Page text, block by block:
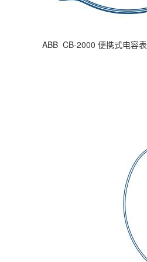
ABB CB-2000 便携式电容表